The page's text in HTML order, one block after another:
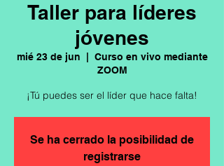
Taller para líderes
jóvenes
mié 23 de jun
Curso en vivo mediante
ZOOM
¡Tú puedes ser el líder que hace falta!
Se ha cerrado la posibilidad de
registrarse